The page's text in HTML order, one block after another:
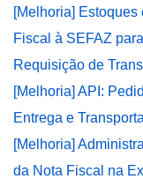
[Melhoria]
Fiscal à SEFAZ
Requisição de
[Melhoria] API:
Entrega e
[Melhoria]
da Nota Fiscal na